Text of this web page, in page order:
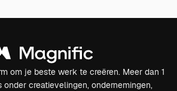
om je beste werk te creëren. Meer dan 1
onder creatievelingen, ondernemingen,